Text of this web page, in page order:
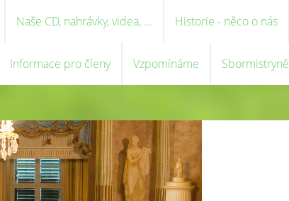
Naše CD, nahrávky, videa, ... Historie - něco o nás
Informace pro členy Vzpomínáme Sbormistryně